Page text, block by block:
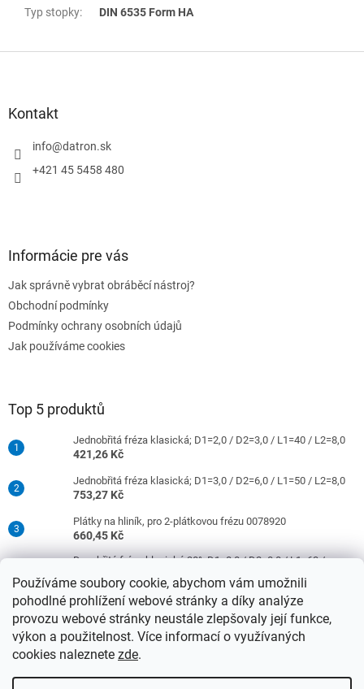
Používáme soubory cookie, abychom vám umožnili
pohodlné prohlížení webové stránky a díky analýze
provozu webové stránky neustále zlepšovaly její funkce,
výkon a použitelnost. Více informací o využívaných
cookies naleznete zde.
Typ stopky: DIN 6535 Form HA
Kontakt
info@datron.sk
+421 45 5458 480
Informácie pre vás
Jak správně vybrat obráběcí nástroj?
Obchodní podmínky
Podmínky ochrany osobních údajů
Jak používáme cookies
Top 5 produktů
Jednobřitá fréza klasická; D1=2,0 / D2=3,0 / L1=40 / L2=8,0
421,26 Kč
Jednobřitá fréza klasická; D1=3,0 / D2=6,0 / L1=50 / L2=8,0
753,27 Kč
Plátky na hliník, pro 2-plátkovou frézu 0078920
660,45 Kč
Dvoubřitá fréza klasická 30°; D1=8,0 / D2=8,0 / L1=63 /
977,42 Kč
Jednobřitá fréza klasická; D1=4,0 / D2=6,0 / L1=50 / L2=10,0
753,27 Kč